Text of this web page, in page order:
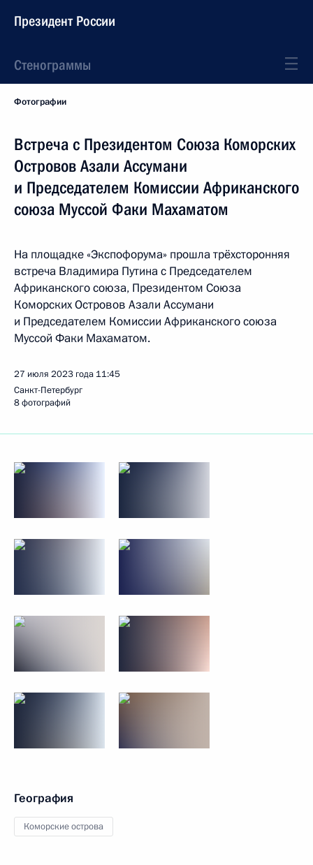
Президент России
Стенограммы
Фотографии
Встреча с Президентом Союза Коморских
Островов Азали Ассумани
и Председателем Комиссии Африканского
союза Муссой Факи Махаматом
На площадке «Экспофорума» прошла трёхсторонняя
встреча Владимира Путина с Председателем
Африканского союза, Президентом Союза
Коморских Островов Азали Ассумани
и Председателем Комиссии Африканского союза
Муссой Факи Махаматом.
27 июля 2023 года 11:45
Санкт-Петербург
8 фотографий
География
Коморские острова